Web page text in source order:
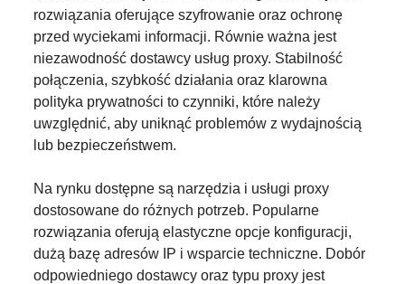
rozwiązania oferujące szyfrowanie oraz ochronę
przed wyciekami informacji. Równie ważna jest
niezawodność dostawcy usług proxy. Stabilność
połączenia, szybkość działania oraz klarowna
polityka prywatności to czynniki, które należy
uwzględnić, aby uniknąć problemów z wydajnością
lub bezpieczeństwem.
Na rynku dostępne są narzędzia i usługi proxy
dostosowane do różnych potrzeb. Popularne
rozwiązania oferują elastyczne opcje konfiguracji,
dużą bazę adresów IP i wsparcie techniczne. Dobór
odpowiedniego dostawcy oraz typu proxy jest